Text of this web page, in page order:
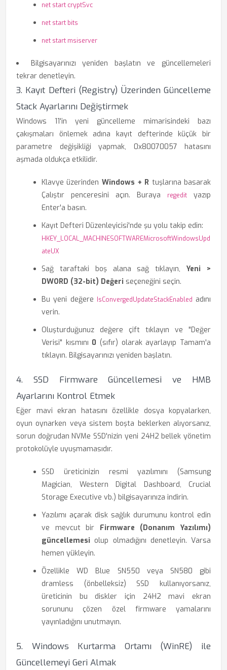
net start cryptSvc
net start bits
net start msiserver
Bilgisayarınızı yeniden başlatın ve güncellemeleri
tekrar denetleyin.
3. Kayıt Defteri (Registry) Üzerinden Güncelleme
Stack Ayarlarını Değiştirmek
Windows 11'in yeni güncelleme mimarisindeki bazı
çakışmaları önlemek adına kayıt defterinde küçük bir
parametre değişikliği yapmak, 0x80070057 hatasını
aşmada oldukça etkilidir.
Klavye üzerinden Windows + R tuşlarına basarak
Çalıştır penceresini açın. Buraya
regedit yazıp
Enter'a basın.
Kayıt Defteri Düzenleyicisi'nde şu yolu takip edin:
HKEY_LOCAL_MACHINESOFTWAREMicrosoftWindowsUpd
ateUX
Sağ taraftaki boş alana sağ tıklayın,Yeni >
DWORD (32-bit) Değeri seçeneğini seçin.
Bu yeni değere
IsConvergedUpdateStackEnabled adını
verin.
Oluşturduğunuz değere çift tıklayın ve "Değer
Verisi" kısmını 0 (sıfır) olarak ayarlayıp Tamam'a
tıklayın. Bilgisayarınızı yeniden başlatın.
4. SSD Firmware Güncellemesi ve HMB
Ayarlarını Kontrol Etmek
Eğer mavi ekran hatasını özellikle dosya kopyalarken,
oyun oynarken veya sistem boşta beklerken alıyorsanız,
sorun doğrudan NVMe SSD'nizin yeni 24H2 bellek yönetim
protokolüyle uyuşmamasıdır.
SSD üreticinizin resmi yazılımını (Samsung
Magician, Western Digital Dashboard, Crucial
Storage Executive vb.) bilgisayarınıza indirin.
Yazılımı açarak disk sağlık durumunu kontrol edin
ve mevcut bir Firmware (Donanım Yazılımı)
güncellemesi olup olmadığını denetleyin. Varsa
hemen yükleyin.
Özellikle WD Blue SN550 veya SN580 gibi
dramless (önbelleksiz) SSD kullanıyorsanız,
üreticinin bu diskler için 24H2 mavi ekran
sorununu çözen özel firmware yamalarını
yayınladığını unutmayın.
5. Windows Kurtarma Ortamı (WinRE) ile
Güncellemeyi Geri Almak